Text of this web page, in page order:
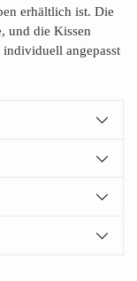
erhältlich ist. Die
und die Kissen
angepasst